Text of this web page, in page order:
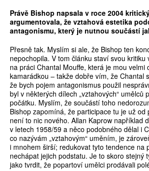
Právě Bishop napsala v roce 2004
argumentovala, že vztahová estetika
antagonismu, který je nutnou součástí
Přesně tak. Myslím si ale, že Bishop ten
nepochopila. V tom článku staví svou kritiku
na práci Chantal Mouffe, která je mou velmi
kamarádkou – takže dobře vím, že Chantal
že bych pojem antagonismus po­­užil
byl v některých dílech „vztahových“ umělců
počátku. Myslím, že součástí toho
Bishop zapomíná, že participace tu je už od
není to nic nového. Allan Kaprow například
v letech 1958/59 a něco podobného dělal i
co nazývám „vztahovým“ uměním, je
i mnohem širší; redukovat tyto tendence na
nechápat jejich podstatu. Je to skoro stejný
jako tvrdit, že popartoví umělci prodávali